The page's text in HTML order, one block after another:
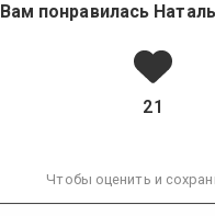
Вам понравилась
21
Чтобы оценить и